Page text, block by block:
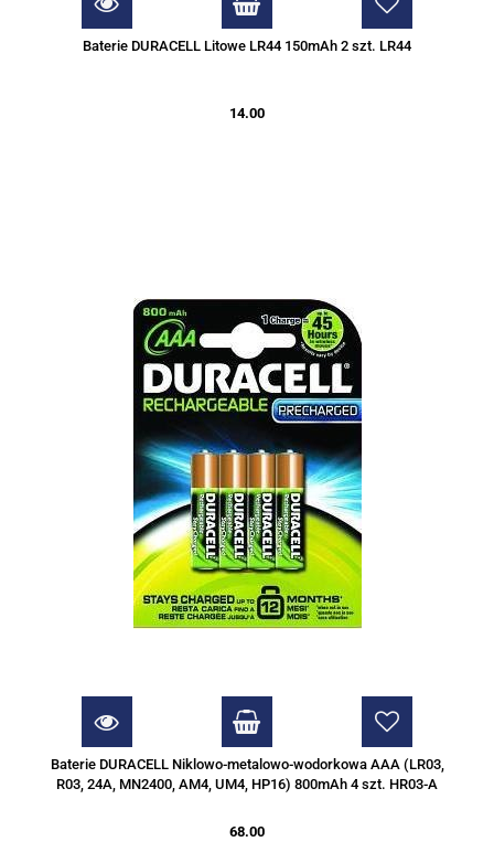
Baterie DURACELL Litowe LR44 150mAh 2 szt. LR44
14.00
Baterie DURACELL Niklowo-metalowo-wodorkowa AAA (LR03,
R03, 24A, MN2400, AM4, UM4, HP16) 800mAh 4 szt. HR03-A
68.00